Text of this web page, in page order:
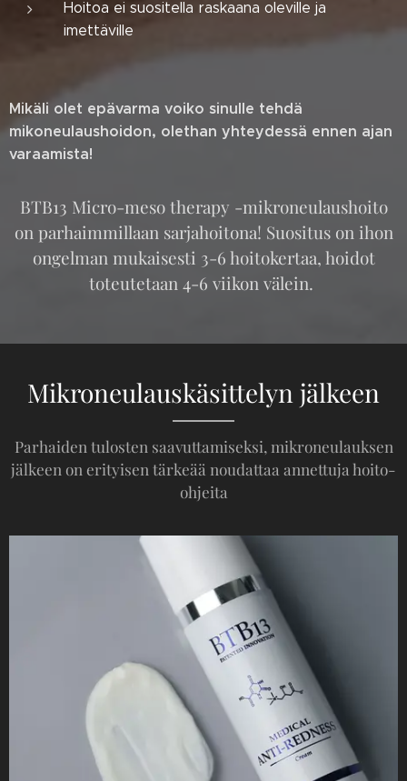
Hoitoa ei suositella raskaana oleville ja
imettäville
Mikäli olet epävarma voiko sinulle tehdä
mikoneulaushoidon, olethan yhteydessä ennen ajan
varaamista!
BTB13 Micro-meso therapy -mikroneulaushoito
on parhaimmillaan sarjahoitona! Suositus on ihon
ongelman mukaisesti 3-6 hoitokertaa, hoidot
toteutetaan 4-6 viikon välein.
Mikroneulauskäsittelyn jälkeen
Parhaiden tulosten saavuttamiseksi, mikroneulauksen
jälkeen on erityisen tärkeää noudattaa annettuja hoito-
ohjeita